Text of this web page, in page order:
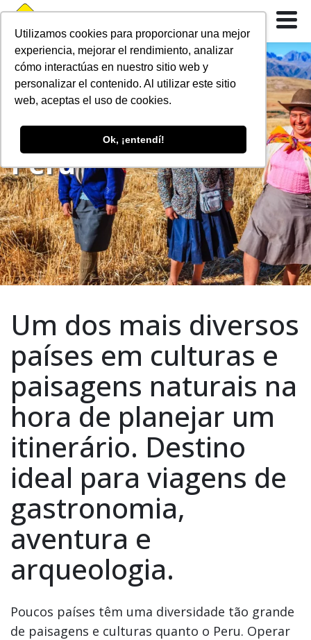
Utilizamos cookies para proporcionar una mejor
experiencia, mejorar el rendimiento, analizar
cómo interactúas en nuestro sitio web y
personalizar el contenido. Al utilizar este sitio
web, aceptas el uso de cookies.
Ok, ¡entendí!
Peru
Um dos mais diversos
países em culturas e
paisagens naturais na
hora de planejar um
itinerário. Destino
ideal para viagens de
gastronomia,
aventura e
arqueologia.
Poucos países têm uma diversidade tão grande
de paisagens e culturas quanto o Peru. Operar